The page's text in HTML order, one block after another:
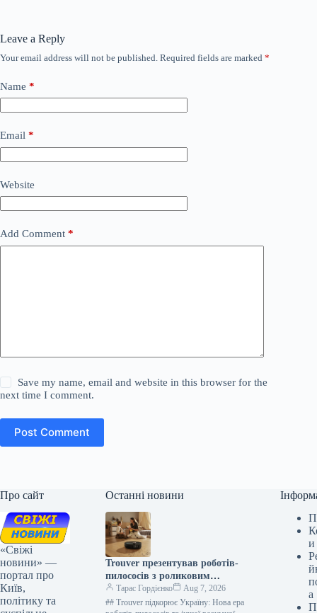
Leave a Reply
Your email address will not be published. Required fields are marked *
Name *
Email *
Website
Add Comment *
Save my name, email and website in this browser for the
next time I comment.
Post Comment
Про сайт
«Свіжі
новини» —
портал про
Київ,
політику та
Останні новини
Trouver презентував роботів-
пилососів з роликовим
вологим прибиранням та інші
інновації 2026 року
Тарас Гордієнко
Aug 7, 2026
## Trouver підкорює Україну: Нова ера
и
а